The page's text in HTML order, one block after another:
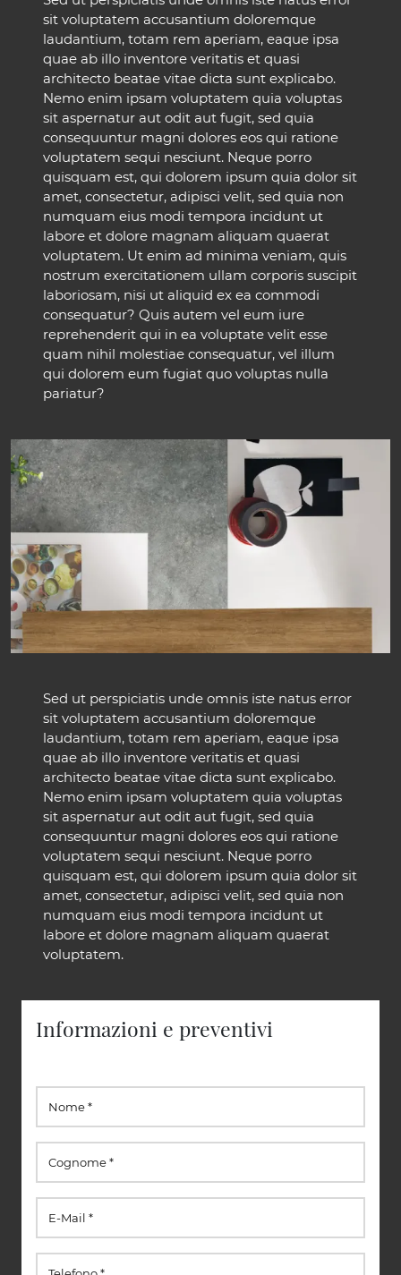
sit voluptatem accusantium doloremque
laudantium, totam rem aperiam, eaque ipsa
quae ab illo inventore veritatis et quasi
architecto beatae vitae dicta sunt explicabo.
Nemo enim ipsam voluptatem quia voluptas
sit aspernatur aut odit aut fugit, sed quia
consequuntur magni dolores eos qui ratione
voluptatem sequi nesciunt. Neque porro
quisquam est, qui dolorem ipsum quia dolor sit
amet, consectetur, adipisci velit, sed quia non
numquam eius modi tempora incidunt ut
labore et dolore magnam aliquam quaerat
voluptatem. Ut enim ad minima veniam, quis
nostrum exercitationem ullam corporis suscipit
laboriosam, nisi ut aliquid ex ea commodi
consequatur? Quis autem vel eum iure
reprehenderit qui in ea voluptate velit esse
quam nihil molestiae consequatur, vel illum
qui dolorem eum fugiat quo voluptas nulla
pariatur?
Sed ut perspiciatis unde omnis iste natus error
sit voluptatem accusantium doloremque
laudantium, totam rem aperiam, eaque ipsa
quae ab illo inventore veritatis et quasi
architecto beatae vitae dicta sunt explicabo.
Nemo enim ipsam voluptatem quia voluptas
sit aspernatur aut odit aut fugit, sed quia
consequuntur magni dolores eos qui ratione
voluptatem sequi nesciunt. Neque porro
quisquam est, qui dolorem ipsum quia dolor sit
amet, consectetur, adipisci velit, sed quia non
numquam eius modi tempora incidunt ut
labore et dolore magnam aliquam quaerat
voluptatem.
Informazioni e preventivi